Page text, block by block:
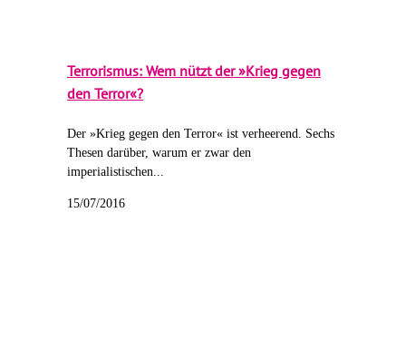
Terrorismus: Wem nützt der »Krieg gegen
den Terror«?
Der »Krieg gegen den Terror« ist verheerend. Sechs
Thesen darüber, warum er zwar den
imperialistischen...
15/07/2016